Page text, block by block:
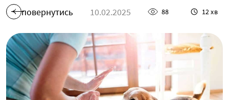
повернутись 10.02.2025 88 12 хв